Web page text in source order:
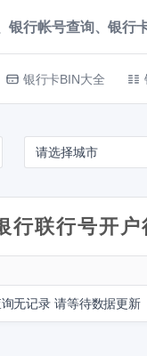
银行帐号查询、银
银行卡BIN大全
行联行号开
无记录 请等待数据更新